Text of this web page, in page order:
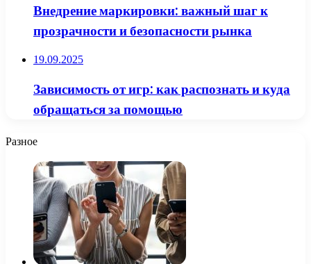
Внедрение маркировки: важный шаг к
прозрачности и безопасности рынка
19.09.2025
Зависимость от игр: как распознать и куда
обращаться за помощью
Разное